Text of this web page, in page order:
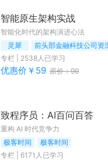
智能原生架构实战
智能化时代的架构演进心法
灵犀
前头部金融科技公司资
专栏
2538人已学习
优惠价￥ 59 原价：99
致程序员：AI百问百答
重构 AI 时代竞争力
极客时间
极客时间
专栏
6171 人已学习